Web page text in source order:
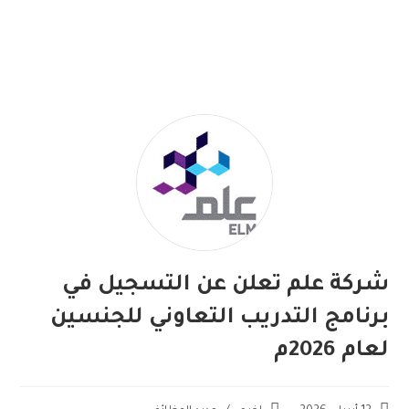
شركة علم تعلن عن التسجيل في
برنامج التدريب التعاوني للجنسين
لعام 2026م